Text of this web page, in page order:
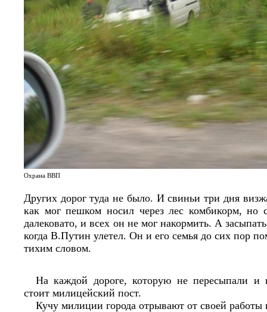
Охрана ВВП
Других дорог туда не было. И свиньи три дня
как мог пешком носил через лес комбикорм, но
далековато, и всех он не мог накормить. А
когда В.Путин улетел. Он и его семья до сих пор
тихим словом.
На каждой дороге, которую не пересыпали и
стоит милицейский пост.
Кучу милиции города отрывают от своей работы